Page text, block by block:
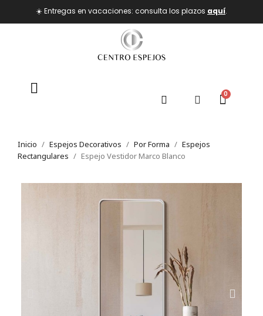
☀️ Entregas en vacaciones: consulta los plazos aquí.
Inicio Espejos Decorativos Por Forma
Espejos
Rectangulares
Espejo Vestidor Marco Blanco